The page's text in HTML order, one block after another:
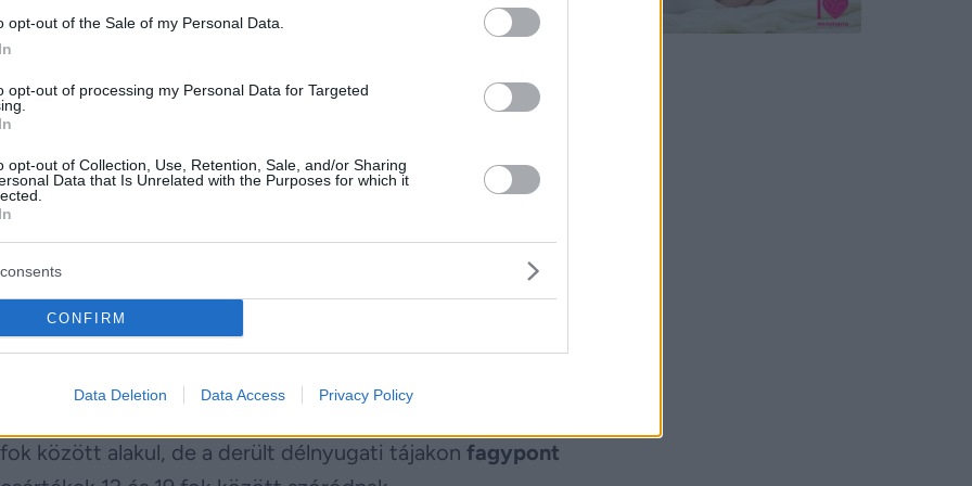
opt-out of the Sale of my Personal Data.
opt-out of processing my Personal Data for Targeted
opt-out of Collection, Use, Retention, Sale, and/or Sharing
Data that Is Unrelated with the Purposes for which it
CONFIRM
Data Deletion Data Access Privacy Policy
átmenetileg összeállhatnak, északkeleten néhol zápor
meg a csapadék esélye. Az északnyugati, nyugati szél
harmadában.
a derült, hidegre hajlamos északi és északkeleti
menti fagy az ország más részein sem kizárt. Délután
és csapadéksáv érkezhet, amely elsősorban a keleti
leginkább csak helyi záporok fordulhatnak elő. A
napos és száraz idő valószínű. Az északi szél
között alakul, de a derült délnyugati tájakon fagypont